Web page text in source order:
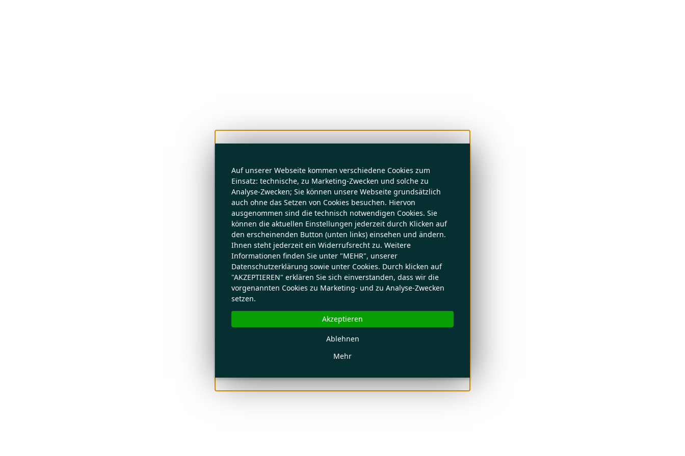
Auf unserer Webseite kommen verschiedene Cookies zum
Einsatz: technische, zu Marketing-Zwecken und solche zu
Analyse-Zwecken; Sie können unsere Webseite grundsätzlich
auch ohne das Setzen von Cookies besuchen. Hiervon
ausgenommen sind die technisch notwendigen Cookies. Sie
können die aktuellen Einstellungen jederzeit durch Klicken auf
den erscheinenden Button (unten links) einsehen und ändern.
Ihnen steht jederzeit ein Widerrufsrecht zu. Weitere
Informationen finden Sie unter "MEHR", unserer
Datenschutzerklärung sowie unter Cookies. Durch klicken auf
"AKZEPTIEREN" erklären Sie sich einverstanden, dass wir die
vorgenannten Cookies zu Marketing- und zu Analyse-Zwecken
setzen.
Mehr
Ablehnen
Akzeptieren